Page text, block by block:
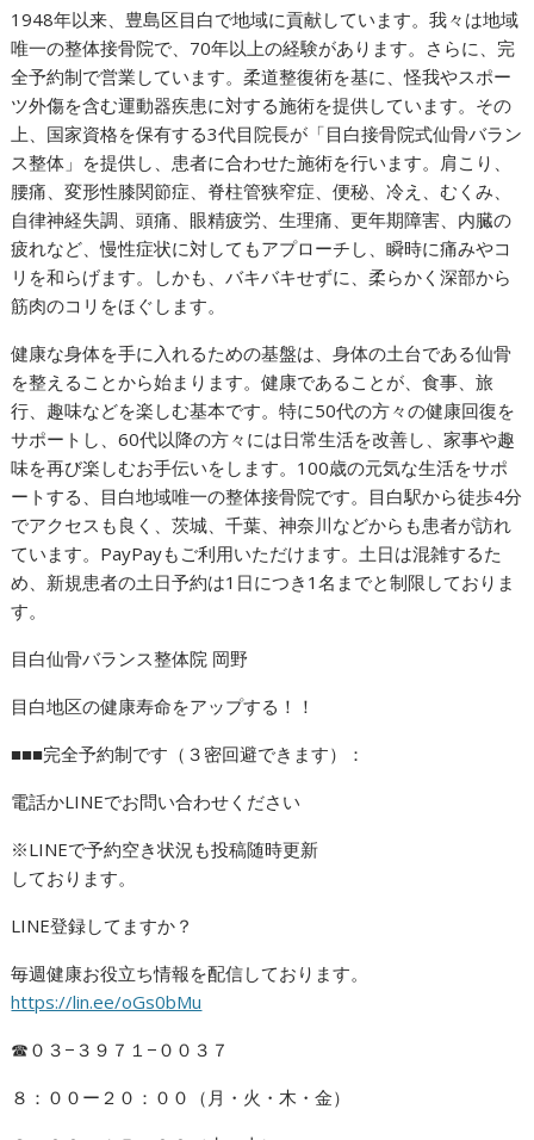
1948年以来、豊島区目白で地域に貢献しています。我々は地域
唯一の整体接骨院で、70年以上の経験があります。さらに、完
全予約制で営業しています。柔道整復術を基に、怪我やスポー
ツ外傷を含む運動器疾患に対する施術を提供しています。その
上、国家資格を保有する3代目院長が「目白接骨院式仙骨バラン
ス整体」を提供し、患者に合わせた施術を行います。肩こり、
腰痛、変形性膝関節症、脊柱管狭窄症、便秘、冷え、むくみ、
自律神経失調、頭痛、眼精疲労、生理痛、更年期障害、内臓の
疲れなど、慢性症状に対してもアプローチし、瞬時に痛みやコ
リを和らげます。しかも、バキバキせずに、柔らかく深部から
筋肉のコリをほぐします。
健康な身体を手に入れるための基盤は、身体の土台である仙骨
を整えることから始まります。健康であることが、食事、旅
行、趣味などを楽しむ基本です。特に50代の方々の健康回復を
サポートし、60代以降の方々には日常生活を改善し、家事や趣
味を再び楽しむお手伝いをします。100歳の元気な生活をサポ
ートする、目白地域唯一の整体接骨院です。目白駅から徒歩4分
でアクセスも良く、茨城、千葉、神奈川などからも患者が訪れ
ています。PayPayもご利用いただけます。土日は混雑するた
め、新規患者の土日予約は1日につき1名までと制限しておりま
す。
目白仙骨バランス整体院 岡野
目白地区の健康寿命をアップする！！
■■■完全予約制です（３密回避できます）：
電話かLINEでお問い合わせください
※LINEで予約空き状況も投稿随時更新
しております。
LINE登録してますか？
毎週健康お役立ち情報を配信しております。
https://lin.ee/oGs0bMu
☎︎０３−３９７１−００３７
８：００ー２０：００（月・火・木・金）